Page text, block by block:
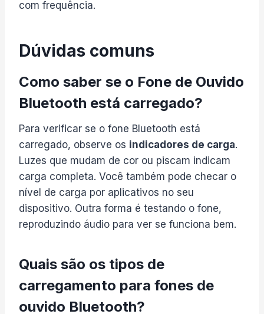
com frequência.
Dúvidas comuns
Como saber se o Fone de Ouvido
Bluetooth está carregado?
Para verificar se o fone Bluetooth está
carregado, observe os indicadores de carga.
Luzes que mudam de cor ou piscam indicam
carga completa. Você também pode checar o
nível de carga por aplicativos no seu
dispositivo. Outra forma é testando o fone,
reproduzindo áudio para ver se funciona bem.
Quais são os tipos de
carregamento para fones de
ouvido Bluetooth?